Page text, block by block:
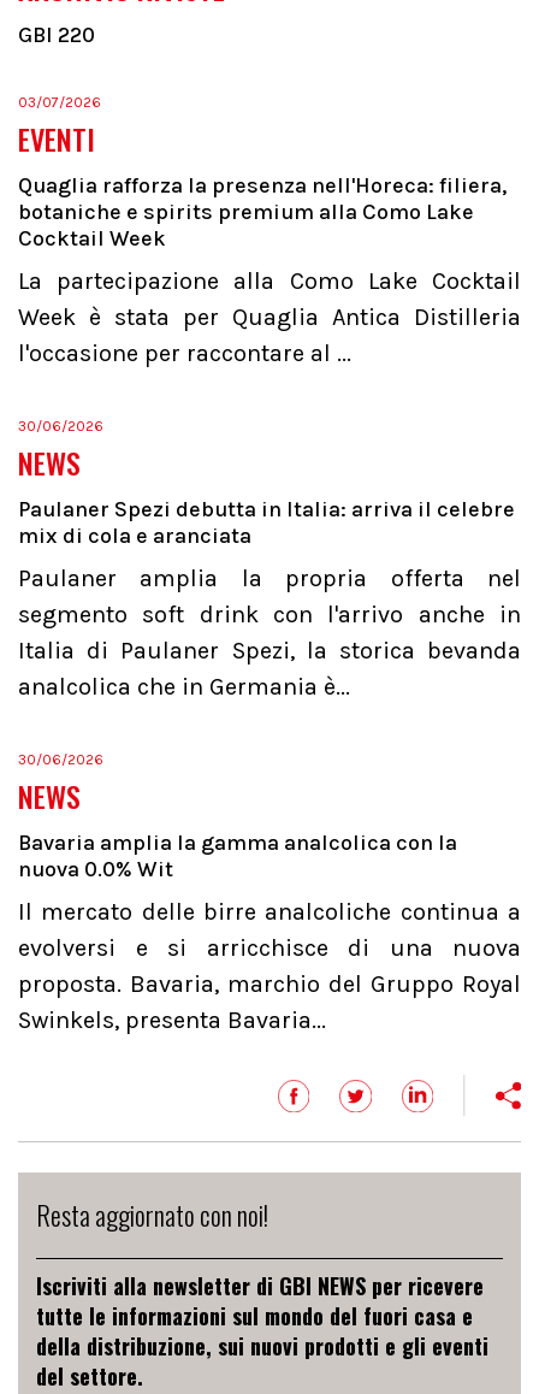
GBI 220
03/07/2026
EVENTI
Quaglia rafforza la presenza nell'Horeca: filiera,
botaniche e spirits premium alla Como Lake
Cocktail Week
La partecipazione alla Como Lake Cocktail
Week è stata per Quaglia Antica Distilleria
l'occasione per raccontare al ...
30/06/2026
NEWS
Paulaner Spezi debutta in Italia: arriva il celebre
mix di cola e aranciata
Paulaner amplia la propria offerta nel
segmento soft drink con l'arrivo anche in
Italia di Paulaner Spezi, la storica bevanda
analcolica che in Germania è...
30/06/2026
NEWS
Bavaria amplia la gamma analcolica con la
nuova 0.0% Wit
Il mercato delle birre analcoliche continua a
evolversi e si arricchisce di una nuova
proposta. Bavaria, marchio del Gruppo Royal
Swinkels, presenta Bavaria...
Resta aggiornato con noi!
Iscriviti alla newsletter di GBI NEWS per ricevere
tutte le informazioni sul mondo del fuori casa e
della distribuzione, sui nuovi prodotti e gli eventi
del settore.